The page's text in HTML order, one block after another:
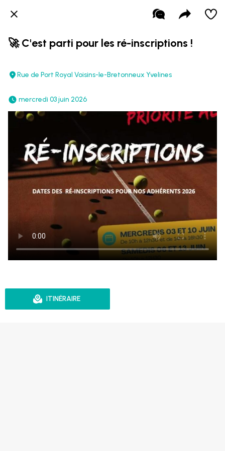
🚀 C'est parti pour les ré-inscriptions !
Rue de Port Royal Voisins-le-Bretonneux Yvelines
mercredi 03 juin 2026
ITINÉRAIRE